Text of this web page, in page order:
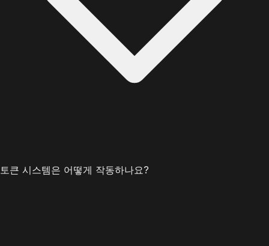
토큰 시스템은 어떻게 작동하나요?